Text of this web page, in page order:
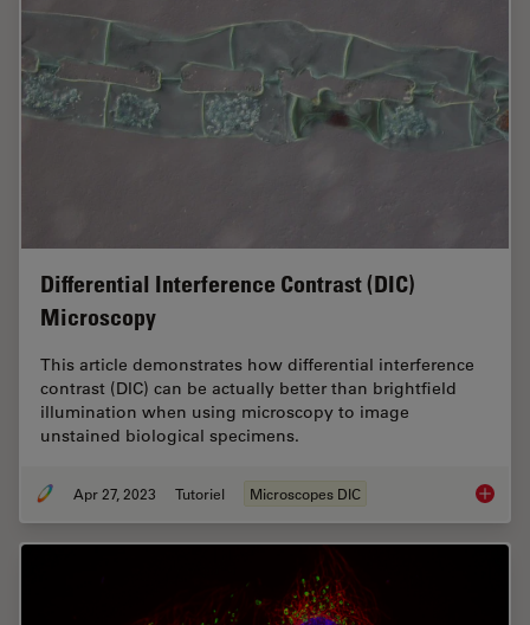
Differential Interference Contrast (DIC)
Microscopy
This article demonstrates how differential interference
contrast (DIC) can be actually better than brightfield
illumination when using microscopy to image
unstained biological specimens.
Apr 27, 2023 Tutoriel Microscopes DIC